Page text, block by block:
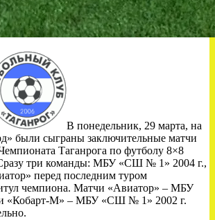
В понедельник, 29 марта, на
были сыграны заключительные матчи
Таганрога по футболу 8×8
три команды: МБУ «СШ № 1» 2004 г.,
перед последним туром
чемпиона. Матчи «Авиатор» – МБУ
«Кобарт-М» – МБУ «СШ № 1» 2002 г.